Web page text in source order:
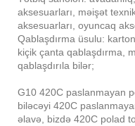
aksesuarları, məişət
aksesuarları, oyuncaq
Qablaşdırma üsulu:
kiçik çanta qablaşdırma,
qablaşdırıla bilər;
G10 420C paslanmayan
biləcəyi 420C
əlavə, bizdə 420C polad